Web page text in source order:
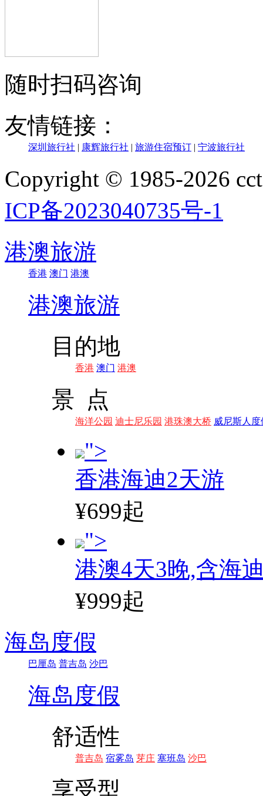
随时扫码咨询
友情链接：
深圳旅行社 | 康辉旅行社 | 旅游住宿预订 | 宁波旅行社
Copyright © 1985-2026
ICP备2023040735号-1
港澳旅游
香港 澳门 港澳
港澳旅游
目的地
香港 澳门 港澳
景 点
海洋公园 迪士尼乐园 港珠澳大桥 威尼斯人度
">
香港海迪2天游
¥699起
">
港澳4天3晚,含海
¥999起
海岛度假
巴厘岛 普吉岛 沙巴
海岛度假
舒适性
普吉岛 宿雾岛 芽庄 塞班岛 沙巴
享受型